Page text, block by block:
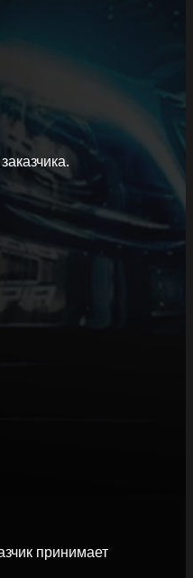
принимает